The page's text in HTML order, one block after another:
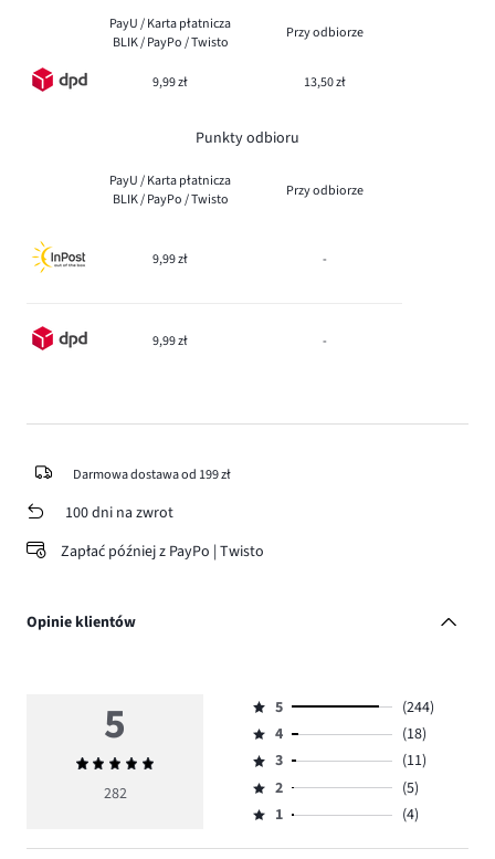
PayU / Karta płatnicza
BLIK / PayPo / Twisto
Przy odbiorze
9,99 zł 13,50 zł
Punkty odbioru
PayU / Karta płatnicza
BLIK / PayPo / Twisto
Przy odbiorze
9,99 zł -
9,99 zł -
Darmowa dostawa od 199 zł
100 dni na zwrot
Zapłać później z PayPo | Twisto
Opinie klientów
5
Średnia
ocena
282
Ocena
5,
ilość
głosów
244.
5
(244)
Ocena
4,
ilość
głosów
4
(18)
Ocena
3,
ilość
3
(11)
Ocena
2,
2
(5)
Ocena
1,
1 (4)